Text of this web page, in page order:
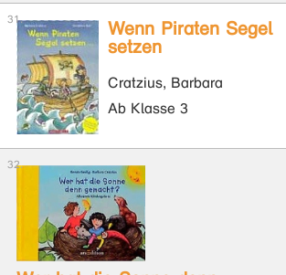
Wenn Piraten Segel
setzen
Cratzius, Barbara
Ab Klasse 3